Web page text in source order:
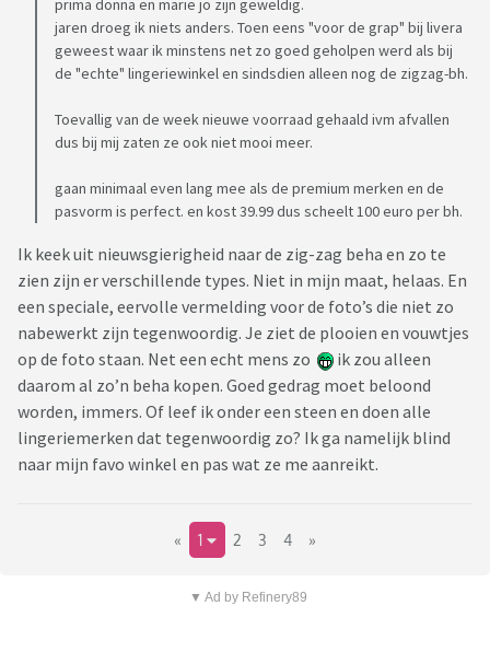
prima donna en marie jo zijn geweldig.
jaren droeg ik niets anders. Toen eens "voor de grap" bij livera
geweest waar ik minstens net zo goed geholpen werd als bij
de "echte" lingeriewinkel en sindsdien alleen nog de zigzag-bh.
Toevallig van de week nieuwe voorraad gehaald ivm afvallen
dus bij mij zaten ze ook niet mooi meer.
gaan minimaal even lang mee als de premium merken en de
pasvorm is perfect. en kost 39.99 dus scheelt 100 euro per bh.
Ik keek uit nieuwsgierigheid naar de zig-zag beha en zo te
zien zijn er verschillende types. Niet in mijn maat, helaas. En
een speciale, eervolle vermelding voor de foto’s die niet zo
nabewerkt zijn tegenwoordig. Je ziet de plooien en vouwtjes
op de foto staan. Net een echt mens zo
ik zou alleen
daarom al zo’n beha kopen. Goed gedrag moet beloond
worden, immers. Of leef ik onder een steen en doen alle
lingeriemerken dat tegenwoordig zo? Ik ga namelijk blind
naar mijn favo winkel en pas wat ze me aanreikt.
« 1 2 3 4 »
▼ Ad by Refinery89